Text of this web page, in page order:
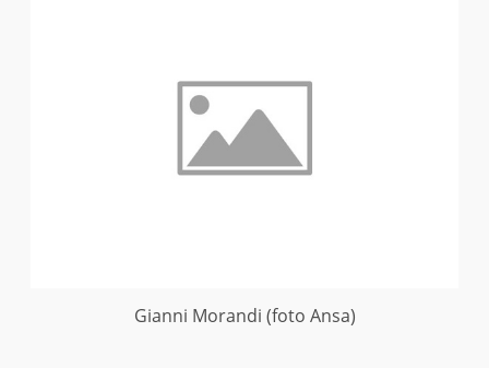
Gianni Morandi (foto Ansa)